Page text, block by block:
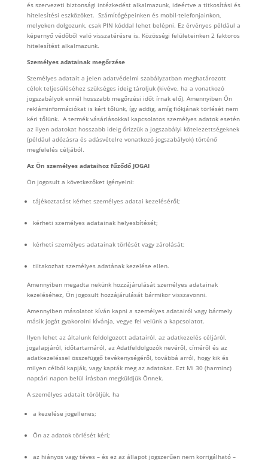
és szervezeti biztonsági intézkedést alkalmazunk, ideértve a titkosítási és
hitelesítési eszközöket. Számítógépeinken és mobil-telefonjainkon,
melyeken dolgozunk, csak PIN kóddal lehet belépni. Ez érvényes például a
képernyő védőből való visszatérésre is. Közösségi felületeinken 2 faktoros
hitelesítést alkalmazunk.
Személyes adatainak megőrzése
Személyes adatait a jelen adatvédelmi szabályzatban meghatározott
célok teljesüléséhez szükséges ideig tároljuk (kivéve, ha a vonatkozó
jogszabályok ennél hosszabb megőrzési időt írnak elő). Amennyiben Ön
rekláminformációkat is kért tőlünk, így addig, amíg fiókjának törlését nem
kéri tőlünk. A termék vásárlásokkal kapcsolatos személyes adatok esetén
az ilyen adatokat hosszabb ideig őrizzük a jogszabályi kötelezettségeknek
(például adózásra és adásvételre vonatkozó jogszabályok) történő
megfelelés céljából.
Az Ön személyes adataihoz fűződő JOGAI
Ön jogosult a következőket igényelni:
tájékoztatást kérhet személyes adatai kezeléséről;
kérheti személyes adatainak helyesbítését;
kérheti személyes adatainak törlését vagy zárolását;
tiltakozhat személyes adatának kezelése ellen.
Amennyiben megadta nekünk hozzájárulását személyes adatainak
kezeléséhez, Ön jogosult hozzájárulását bármikor visszavonni.
Amennyiben másolatot kíván kapni a személyes adatairól vagy bármely
másik jogát gyakorolni kívánja, vegye fel velünk a kapcsolatot.
Ilyen lehet az általunk feldolgozott adatairól, az adatkezelés céljáról,
jogalapjáról, időtartamáról, az Adatfeldolgozók nevéről, címéről és az
adatkezeléssel összefüggő tevékenységéről, továbbá arról, hogy kik és
milyen célból kapják, vagy kapták meg az adatokat. Ezt Mi 30 (harminc)
naptári napon belül írásban megküldjük Önnek.
A személyes adatait töröljük, ha
a kezelése jogellenes;
Ön az adatok törlését kéri;
az hiányos vagy téves – és ez az állapot jogszerűen nem korrigálható –